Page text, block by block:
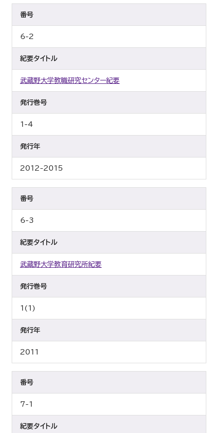
番号
6-2
紀要タイトル
武蔵野大学教職研究センター紀要
発行巻号
1-4
発行年
2012-2015
番号
6-3
紀要タイトル
武蔵野大学教育研究所紀要
発行巻号
1(1)
発行年
2011
番号
7-1
紀要タイトル